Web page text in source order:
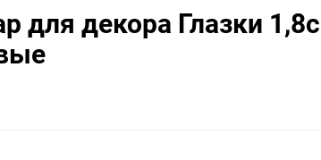
для декора Глазки